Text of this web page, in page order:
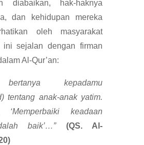
diabaikan, hak-haknya
dan kehidupan mereka
oleh masyarakat
ini sejalan dengan firman
Al-Qur’an:
bertanya kepadamu
tentang anak-anak yatim.
‘Memperbaiki keadaan
baik’…”
(QS. Al-